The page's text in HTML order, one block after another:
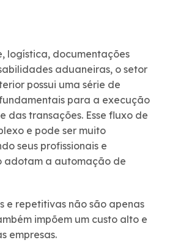
logística, documentações
aduaneiras, o setor
possui uma série de
para a execução
das transações. Esse fluxo de
e pode ser muito
seus profissionais e
adotam a automação de
e repetitivas não são apenas
impõem um custo alto e
empresas.